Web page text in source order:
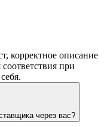
корректное описание
при
через вас?